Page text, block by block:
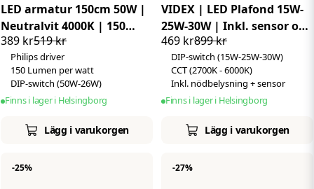
LED armatur 150cm 50W |
Neutralvit 4000K | 150
LM/W | IP65 | Philips
driver
519 kr
389 kr
Philips driver
150 Lumen per watt
DIP-switch (50W-26W)
Finns i lager i Helsingborg
Lägg i varukorgen
VIDEX | LED Plafond 15W-
25W-30W | Inkl. sensor och
nödbelysning | CCT | IP44
899 kr
469 kr
DIP-switch (15W-25W-30W)
CCT (2700K - 6000K)
Inkl. nödbelysning + sensor
Finns i lager i Helsingborg
Lägg i varukorgen
-25% -27%